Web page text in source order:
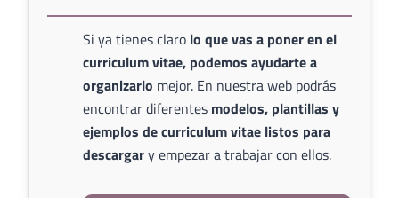
Si ya tienes claro lo que vas a poner en el
curriculum vitae, podemos ayudarte a
organizarlo mejor. En nuestra web podrás
encontrar diferentes modelos, plantillas y
ejemplos de curriculum vitae listos para
descargary empezar a trabajar con ellos.